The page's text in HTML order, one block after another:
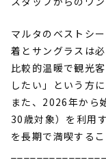
マルタのベストシ
着とサングラスは必
比較的温暖で観光
したい」という方
また、 2026年から
30歳対象）を利用
を長期で満喫する